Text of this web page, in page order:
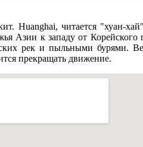
Huanghai, читается "хуан-
Азии к западу от
рек и пыльными бурями.
прекращать движение.